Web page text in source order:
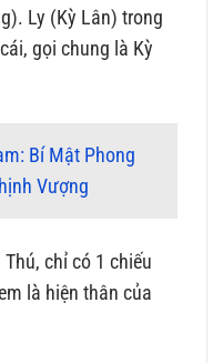
Ly (Kỳ Lân) trong
gọi chung là Kỳ
Bí Mật Phong
Vượng
chỉ có 1 chiếu
là hiện thân của